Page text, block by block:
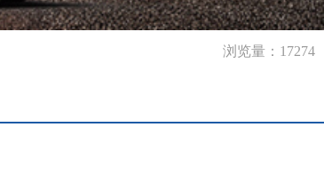
浏览量：17274